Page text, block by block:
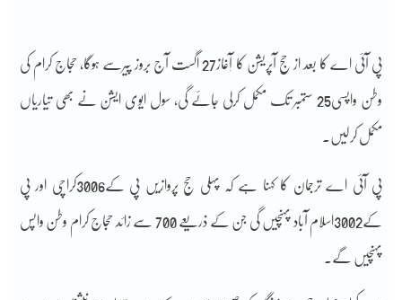
پی آئی اے کا بعد از حج آپریشن کا آٖغاز27 اگست آج بروز پیرسے ہوگا، حجاج کرام کی
وطن واپسی25 ستمبر تک مکمل کرلی جائے گی، سول ایوی ایشن نے بھی تیاریاں
مکمل کرلیں۔
پی آئی اے ترجمان کا کہنا ہے کہ پہلی حج پروازیں پی کے3006کراچی اور پی
کے3002اسلام آباد پہنچیں گی جن کے ذریعے 700 سے زائد حجاج کرام وطن واپس
پہنچیں گے۔